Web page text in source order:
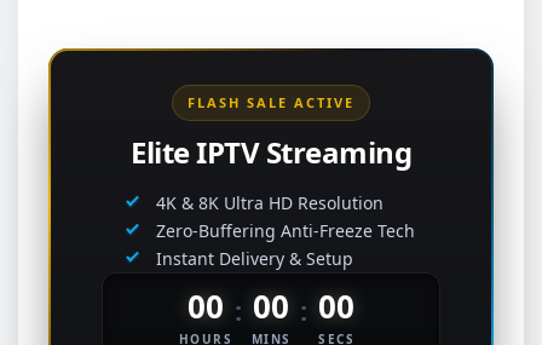
FLASH SALE ACTIVE
Elite IPTV Streaming
4K & 8K Ultra HD Resolution
Zero-Buffering Anti-Freeze Tech
Instant Delivery & Setup
00
HOURS
: 00
MINS
: 00
SECS